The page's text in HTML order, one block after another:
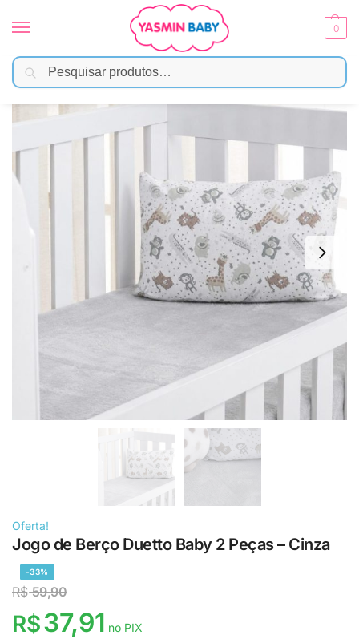
0
Início Enxoval / Lençóis e Fronhas
Oferta!
Jogo de Berço Duetto Baby 2 Peças – Cinza
-33%
R$59,90
R$37,91 no PIX